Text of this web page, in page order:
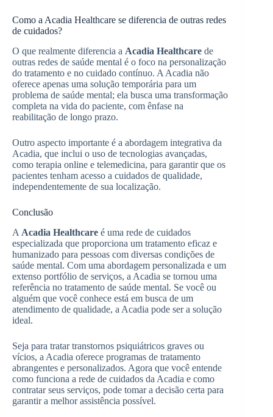
Como a Acadia Healthcare se diferencia de outras redes
de cuidados?
O que realmente diferencia a Acadia Healthcare de
outras redes de saúde mental é o foco na personalização
do tratamento e no cuidado contínuo. A Acadia não
oferece apenas uma solução temporária para um
problema de saúde mental; ela busca uma transformação
completa na vida do paciente, com ênfase na
reabilitação de longo prazo.
Outro aspecto importante é a abordagem integrativa da
Acadia, que inclui o uso de tecnologias avançadas,
como terapia online e telemedicina, para garantir que os
pacientes tenham acesso a cuidados de qualidade,
independentemente de sua localização.
Conclusão
A Acadia Healthcare é uma rede de cuidados
especializada que proporciona um tratamento eficaz e
humanizado para pessoas com diversas condições de
saúde mental. Com uma abordagem personalizada e um
extenso portfólio de serviços, a Acadia se tornou uma
referência no tratamento de saúde mental. Se você ou
alguém que você conhece está em busca de um
atendimento de qualidade, a Acadia pode ser a solução
ideal.
Seja para tratar transtornos psiquiátricos graves ou
vícios, a Acadia oferece programas de tratamento
abrangentes e personalizados. Agora que você entende
como funciona a rede de cuidados da Acadia e como
contratar seus serviços, pode tomar a decisão certa para
garantir a melhor assistência possível.